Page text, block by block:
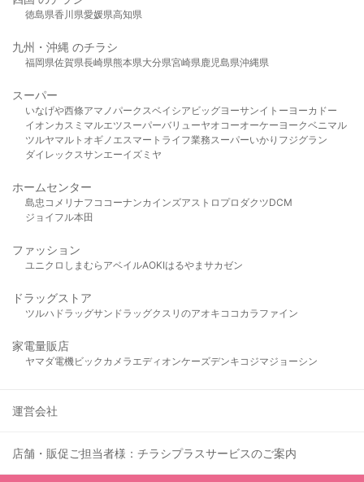
徳島県香川県愛媛県高知県
九州・沖縄 のチラシ
福岡県佐賀県長崎県熊本県大分県宮崎県鹿児島県沖縄県
スーパー
いなげや西條アマノパークスベイシア ビッグヨーサンイトーヨーカドー
イオンカスミ マルエツスーパーバリューヤオコーオーケー ヨークベニマル
ツルヤマルト オギノ エスマート ライフ業務スーパーいかり フジグラン
ダイレックスサンエーイズミヤ
ホームセンター
島忠 コメリ ナフコ コーナンカインズアストロプロダクツDCM
ジョイフル本田
ファッション
ユニクロ しまむら アベイルAOKIはるやま サカゼン
ドラッグストア
ツルハドラッグサンドラッグクスリのアオキ ココカラファイン
家電量販店
ヤマダ電機ビックカメラ エディオンケーズデンキ コジマジョーシン
運営会社
店舗・販促ご担当者様：チラシプラスサービスのご案内